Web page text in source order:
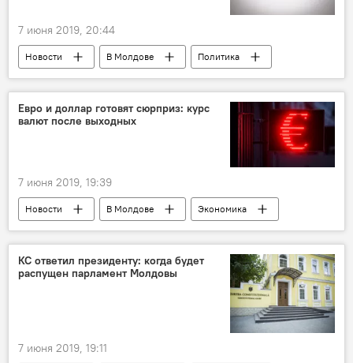
7 июня 2019, 20:44
Новости В Молдове Политика
Евро и доллар готовят сюрприз: курс
валют после выходных
7 июня 2019, 19:39
Новости В Молдове Экономика
КС ответил президенту: когда будет
распущен парламент Молдовы
7 июня 2019, 19:11